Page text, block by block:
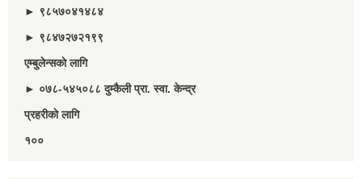
► ९८५७०४१४८४
► ९८४७२७२१९९
एम्बुलेन्सकाे लागि
► ०७८-५४५०८८ दुम्कैली प्रा. स्वा. केन्द्र
प्रहरीकाे लागि
१००